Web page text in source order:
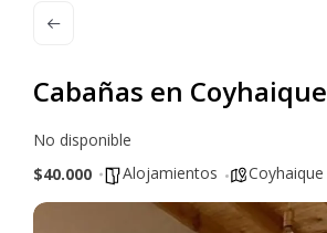
Cabañas en Coyhaique
No disponible
$40.000
Alojamientos Coyhaique